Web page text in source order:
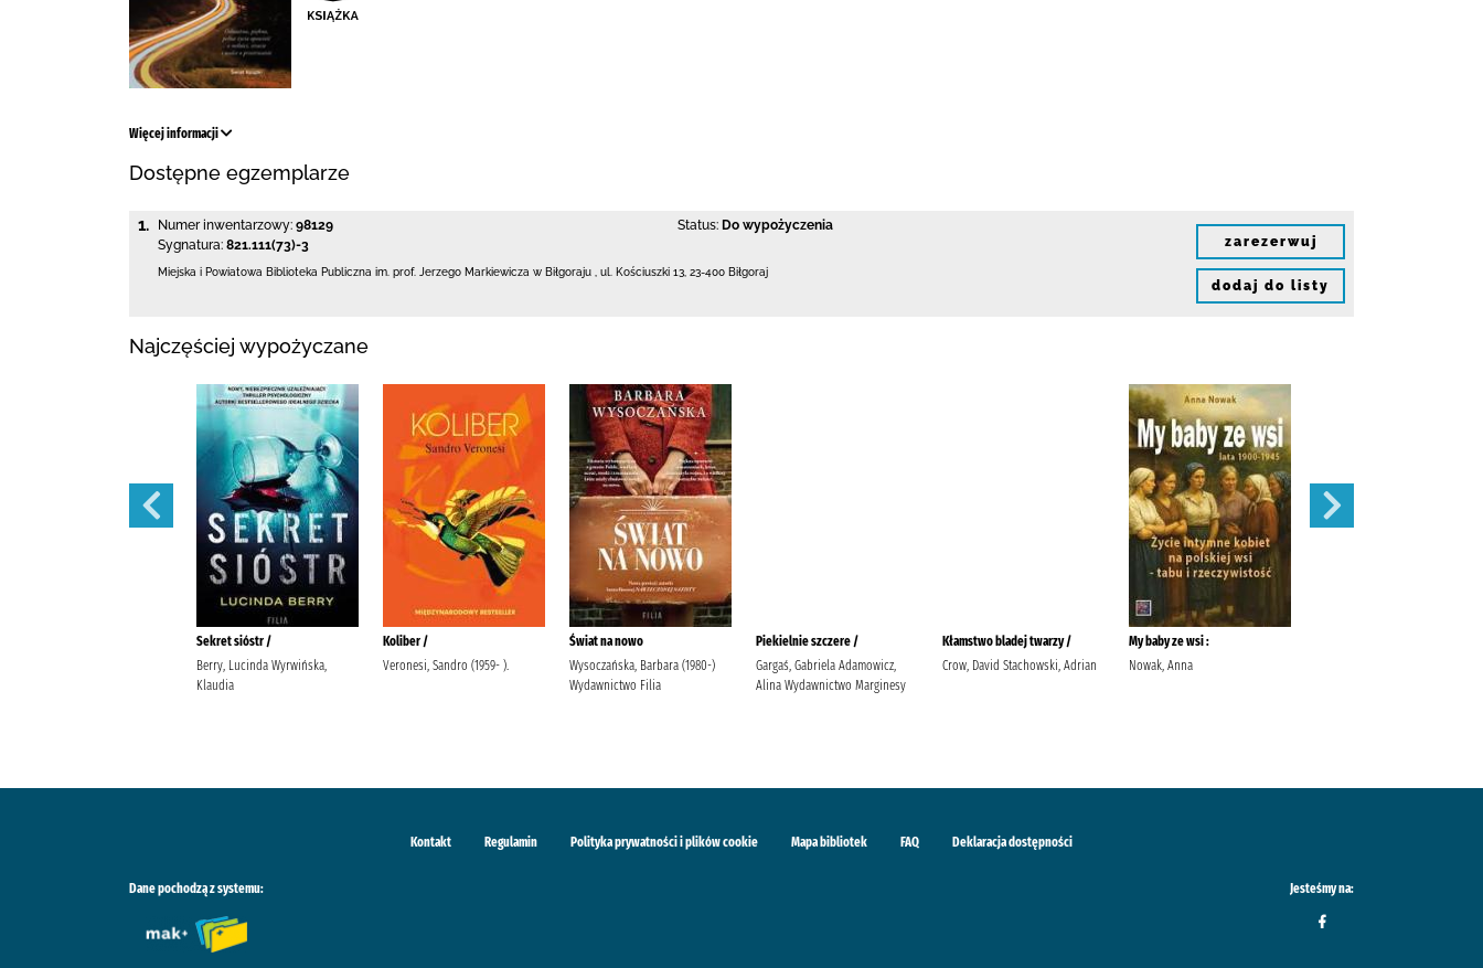
Więcej informacji
Dostępne egzemplarze
1. Numer inwentarzowy: 98129
Sygnatura: 821.111(73)-3
Status: Do wypożyczenia
Miejska i Powiatowa Biblioteka Publiczna im. prof. Jerzego Markiewicza w Biłgoraju ul. Kościuszki 13 23-400 Biłgoraj
zarezerwuj
dodaj do listy
Najczęściej wypożyczane
Sekret sióstr /
Berry, Lucinda Wyrwińska,
Klaudia
Koliber /
Veronesi, Sandro (1959- ).
Świat na nowo
Wysoczańska, Barbara (1980-)
Wydawnictwo Filia
Piekielnie szczere /
Gargaś, Gabriela Adamowicz,
Alina Wydawnictwo Marginesy
Kłamstwo bladej twarzy /
Crow, David Stachowski, Adrian
My baby ze wsi :
Nowak, Anna
Kontakt Regulamin Polityka prywatności i plików cookie Mapa bibliotek FAQ Deklaracja dostępności
Dane pochodzą z systemu: Jesteśmy na: